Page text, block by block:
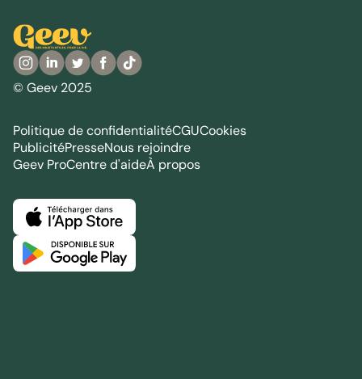
© Geev 2025
Politique de confidentialitéCGUCookies
PublicitéPresseNous rejoindre
Geev ProCentre d'aideÀ propos